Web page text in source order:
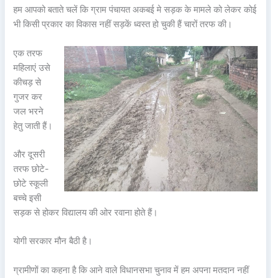
हम आपको बताते चलें कि ग्राम पंचायत अकबई मे सड़क के मामले को लेकर कोई
भी किसी प्रकार का विकास नहीं सड़कें ध्वस्त हो चुकी हैं चारों तरफ की।
एक तरफ
महिलाएं उसे
कीचड़ से
गुजर कर
जल भरने
हेतु जाती हैं।
और दूसरी
तरफ छोटे-
छोटे स्कूली
बच्चे इसी
सड़क से होकर विद्यालय की ओर रवाना होते हैं।
योगी सरकार मौन बैठी है।
ग्रामीणों का कहना है कि आने वाले विधानसभा चुनाव में हम अपना मतदान नहीं